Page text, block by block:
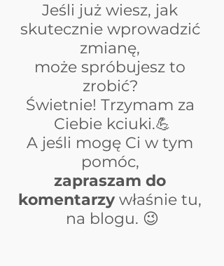
Jeśli już wiesz, jak
skutecznie wprowadzić
zmianę,
może spróbujesz to
zrobić?
Świetnie! Trzymam za
Ciebie kciuki.💪
A jeśli mogę Ci w tym
pomóc,
zapraszam do
komentarzy właśnie tu,
na blogu. 😉